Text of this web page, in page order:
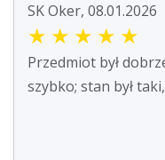
SK Oker, 08.01.2026
★ ★ ★ ★ ★
Przedmiot był
szybko; stan był